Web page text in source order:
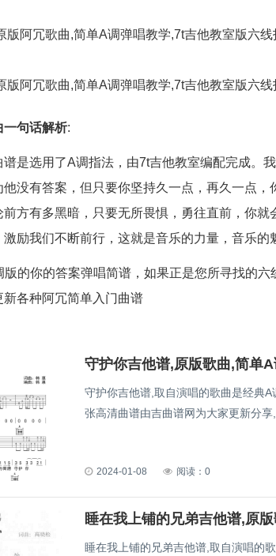
一句话解析:
谱是选用了A调指法，由7t吉他教室编配完成。
没有答案，但只要你坚持久一点，再久一点
前方有多黑暗，只要无所畏惧，勇往直前，你
励我们不断前行，这就是音乐的力量，音乐的
版的你的答案弹唱简谱，如果正是您所寻找的
各种阿冗简单入门曲谱
守护你吉他谱,原版歌曲,简单
守护你吉他谱,取自演唱的歌曲是经典
张高清曲谱由吉曲谱网为大家更新分享
2024-01-08 阅读：0
睡在我上铺的兄弟吉他谱,取自演唱的